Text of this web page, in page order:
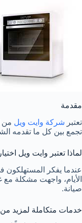
مقدمة
تعتبر شركة وايت ويل من
تجمع بين كل ما تقدمه
لماذا تعتبر وايت ويل
عندما يفكر المستهلكون
صيانة.
خدمات متكاملة لمزيد